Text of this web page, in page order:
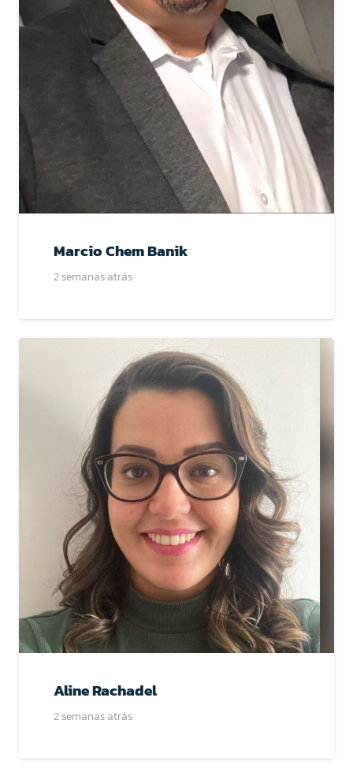
Marcio Chem Banik
2 semanas atrás
Aline Rachadel
2 semanas atrás